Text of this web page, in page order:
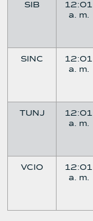
SIB
12:01
a. m.
SINC
12:01
a. m.
TUNJ
12:01
a. m.
VCIO
12:01
a. m.